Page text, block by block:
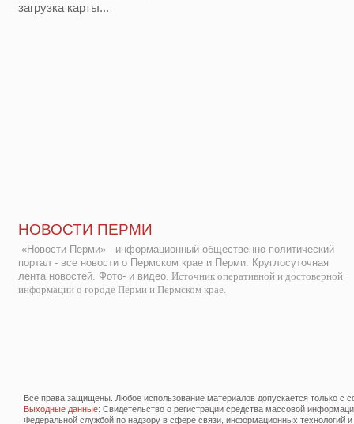
загрузка карты...
НОВОСТИ ПЕРМИ
«Новости Перми» - информационный общественно-политический
портал - все новости о Пермском крае и Перми. Круглосуточная
лента новостей. Фото- и видео. Источник оперативной и достоверной
информации о городе Перми и Пермском крае.
Все права защищены. Любое использование материалов допускается только с
Выходные данные: Свидетельство о регистрации средства массовой
Федеральной службой по надзору в сфере связи, информационных технологий